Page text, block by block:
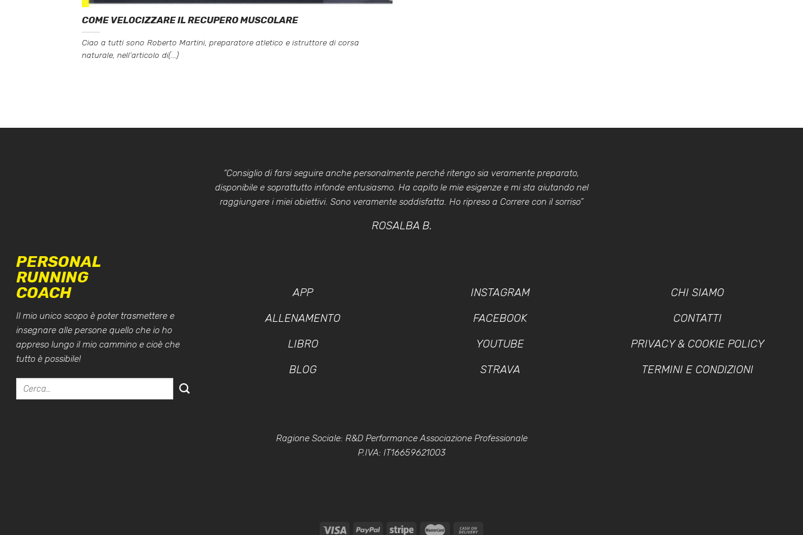
COME VELOCIZZARE IL RECUPERO MUSCOLARE
Ciao a tutti sono Roberto Martini, preparatore atletico e istruttore di corsa
naturale, nell’articolo di(...)
“Consiglio di farsi seguire anche personalmente perché ritengo sia veramente preparato,
disponibile e soprattutto infonde entusiasmo. Ha capito le mie esigenze e mi sta aiutando nel
raggiungere i miei obiettivi. Sono veramente soddisfatta. Ho ripreso a Correre con il sorriso”
ROSALBA B.
PERSONAL
RUNNING
COACH
Il mio unico scopo è poter trasmettere e
insegnare alle persone quello che io ho
appreso lungo il mio cammino e cioè che
tutto è possibile!
APP
ALLENAMENTO
LIBRO
BLOG
INSTAGRAM
FACEBOOK
YOUTUBE
STRAVA
CHI SIAMO
CONTATTI
PRIVACY & COOKIE POLICY
TERMINI E CONDIZIONI
Ragione Sociale: R&D Performance Associazione Professionale
P.IVA: IT16659621003